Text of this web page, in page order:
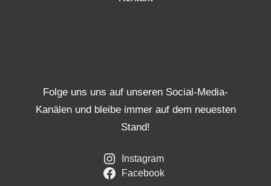
Folge uns uns auf unseren Social-Media-
Kanälen und bleibe immer auf dem neuesten
Stand!
Instagram
Facebook